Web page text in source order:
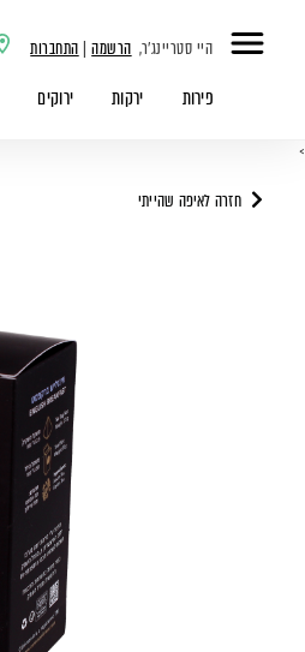
היי סטריינג'ר, הרשמה| התחברות
פירות ירקות ירוקים
>
חזרה לאיפה שהייתי